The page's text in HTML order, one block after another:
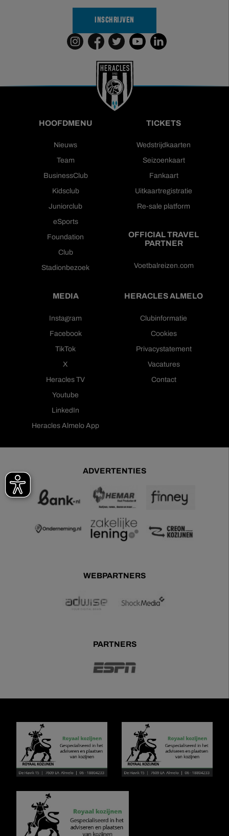
INSCHRIJVEN
HOOFDMENU
Nieuws
Team
BusinessClub
Kidsclub
Juniorclub
eSports
Foundation
Club
Stadionbezoek
TICKETS
Wedstrijdkaarten
Seizoenkaart
Fankaart
Uitkaartregistratie
Re-sale platform
OFFICIAL TRAVEL
PARTNER
Voetbalreizen.com
MEDIA
Instagram
Facebook
TikTok
X
Heracles TV
Youtube
LinkedIn
Heracles Almelo App
HERACLES ALMELO
Clubinformatie
Cookies
Privacystatement
Vacatures
Contact
ADVERTENTIES
WEBPARTNERS
PARTNERS